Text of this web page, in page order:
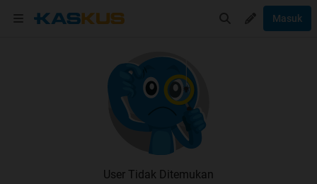
Masuk
User Tidak Ditemukan